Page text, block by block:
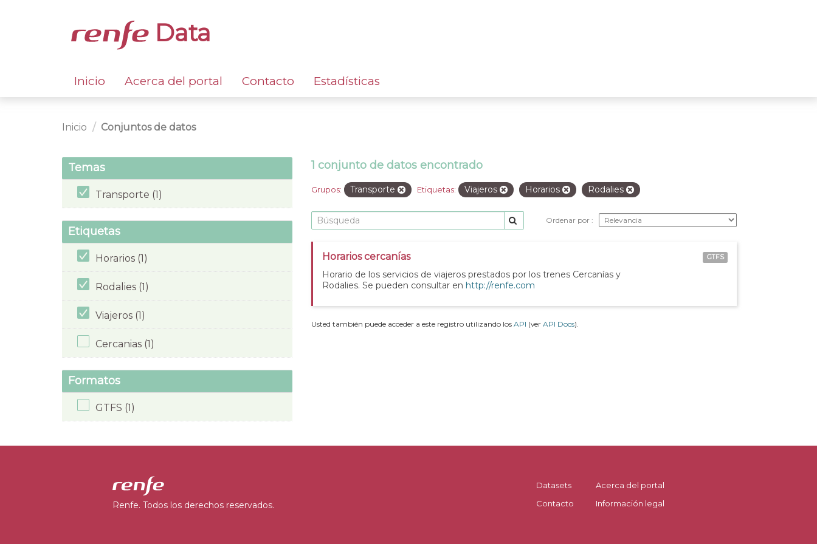
Data
Inicio Acerca del portal Contacto Estadísticas
Inicio Conjuntos de datos
Temas
Transporte (1)
Etiquetas
Horarios (1)
Rodalies (1)
Viajeros (1)
Cercanias (1)
Formatos
GTFS (1)
1 conjunto de datos encontrado
Grupos: Transporte Etiquetas: Viajeros Horarios Rodalies
Ordenar por
Horarios cercanías
Horario de los servicios de viajeros prestados por los trenes Cercanías y
Rodalies. Se pueden consultar en http://renfe.com
GTFS
Usted también puede acceder a este registro utilizando los API (ver API Docs).
Renfe. Todos los derechos reservados.
Datasets
Contacto
Acerca del portal
Información legal